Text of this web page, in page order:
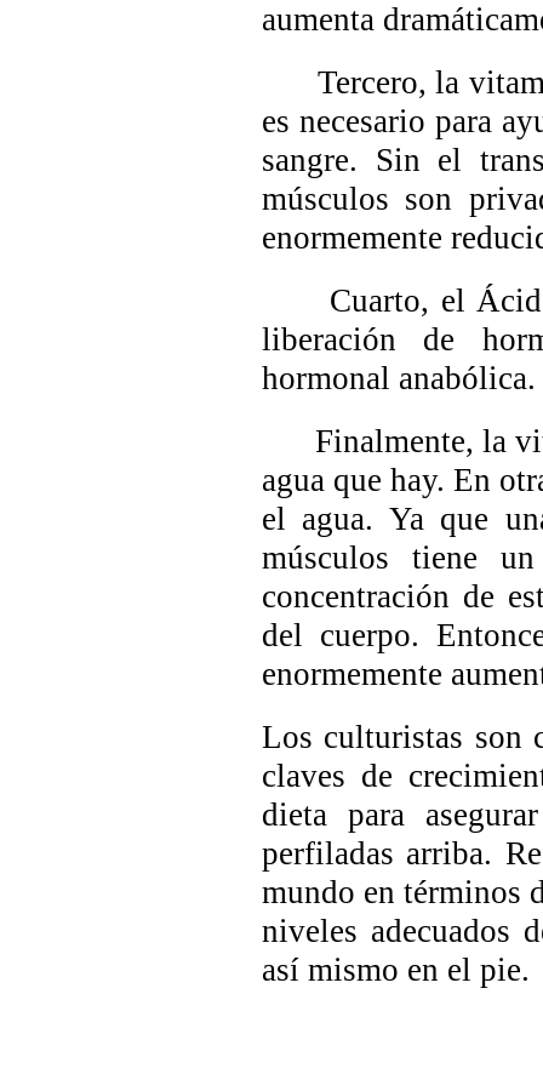
aumenta
Tercero, la
es necesario para
sangre. Sin el
músculos son
enormemente
Cuarto, el Ácido
liberación de
hormonal anabólica.
Finalmente, la
agua que hay. En
el agua. Ya que
músculos tiene
concentración de
del cuerpo.
enormemente
Los culturistas son
claves de
dieta para
perfiladas arriba.
mundo en términos
niveles adecuados
así mismo en el pie.